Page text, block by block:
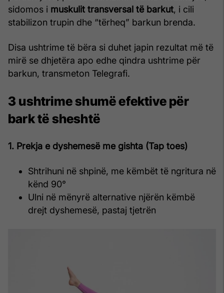
sidomos i muskulit transversal të barkut, i cili
stabilizon trupin dhe “tërheq” barkun brenda.
Disa ushtrime të bëra si duhet japin rezultat më të
mirë se dhjetëra apo edhe qindra ushtrime për
barkun, transmeton Telegrafi.
3 ushtrime shumë efektive për
bark të sheshtë
1. Prekja e dyshemesë me gishta (Tap toes)
Shtrihuni në shpinë, me këmbët të ngritura në
kënd 90°
Ulni në mënyrë alternative njërën këmbë
drejt dyshemesë, pastaj tjetrën